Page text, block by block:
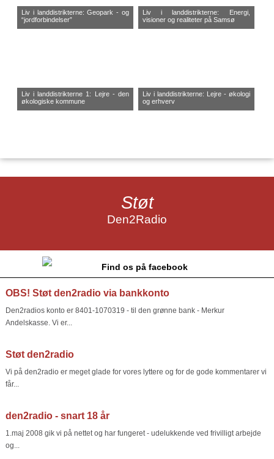
Liv i landdistrikterne: Geopark - og
“jordforbindelser”
Liv i landdistrikterne: Energi,
visioner og realiteter på Samsø
Liv i landdistrikterne 1: Lejre - den
økologiske kommune
Liv i landdistrikterne: Lejre - økologi
og erhverv
Støt
Den2Radio
Find os på facebook
OBS! Støt den2radio via bankkonto
Den2radios konto er 8401-1070319 - til den grønne bank - Merkur
Andelskasse. Vi er...
Støt den2radio
Vi på den2radio er meget glade for vores lyttere og for de gode kommentarer vi
får...
den2radio - snart 18 år
1.maj 2008 gik vi på nettet og har fungeret - udelukkende ved frivilligt arbejde
og...